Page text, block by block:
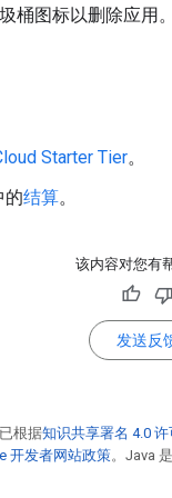
桶图标以删除应用。
Starter Tier。
的结算。
该内容对您有
发送反
根据知识共享署名 4.0 许
开发者网站政策。Java